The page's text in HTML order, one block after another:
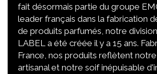
fait désormais partie du groupe
leader français dans la fabrication
de produits parfumés, notre
LABEL a été créée il y a 15 ans.
France, nos produits reflètent
artisanal et notre soif inépuisable